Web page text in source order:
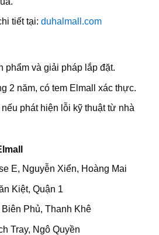
tiết tại: duhalmall.com
phẩm và giải pháp lắp đặt.
2 năm, có tem Elmall xác thực.
phát hiện lỗi kỹ thuật từ nhà
E, Nguyễn Xiển, Hoàng Mai
Kiệt, Quận 1
Phủ, Thanh Khê
Tray, Ngô Quyền